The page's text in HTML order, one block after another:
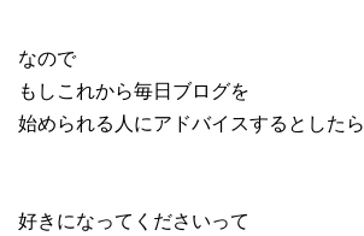
なので
もしこれから毎日ブログを
始められる人にアドバイスするとしたら
好きになってくださいって